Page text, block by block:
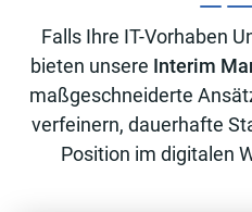
Falls Ihre IT-Vorhaben
bieten unsere Interim
maßgeschneiderte
verfeinern, dauerhafte
Position im digitalen